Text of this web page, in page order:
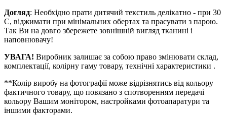
Догляд: Необхідно прати дитячий текстиль делікатно - при 30
С, віджимати при мінімальних обертах та прасувати з парою.
Так Ви на довго збережете зовнішній вигляд тканині і
наповнювачу!
УВАГА! Виробник залишає за собою право змінювати склад,
комплектації, колірну гаму товару, технічні характеристики .
**Колір виробу на фотографії може відрізнятись від кольору
фактичного товару, що повязано з спотворенням передачі
кольору Вашим монітором, настройками фотоапаратури та
іншими факторами.